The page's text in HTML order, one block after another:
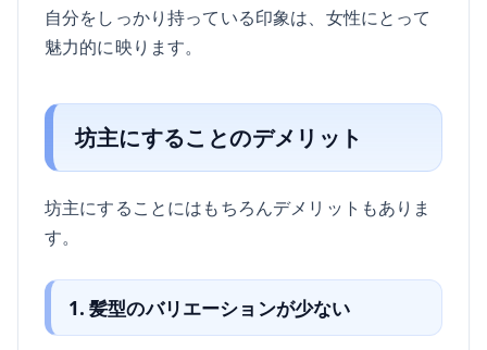
自分をしっかり持っている印象は、女性にとって
魅力的に映ります。
坊主にすることのデメリット
坊主にすることにはもちろんデメリットもありま
す。
1. 髪型のバリエーションが少ない